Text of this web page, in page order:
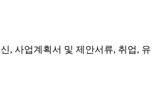
, 사업계획서 및 제안서류, 취업, 유